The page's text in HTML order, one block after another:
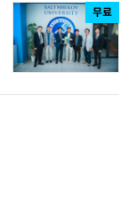
무료